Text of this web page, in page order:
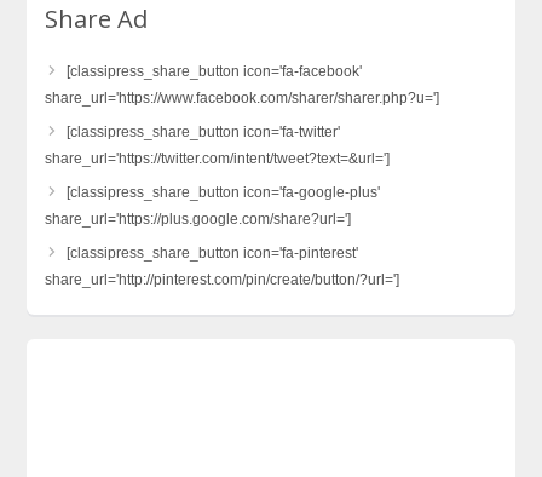
Share Ad
[classipress_share_button icon='fa-facebook'
share_url='https://www.facebook.com/sharer/sharer.php?u=']
[classipress_share_button icon='fa-twitter'
share_url='https://twitter.com/intent/tweet?text=&url=']
[classipress_share_button icon='fa-google-plus'
share_url='https://plus.google.com/share?url=']
[classipress_share_button icon='fa-pinterest'
share_url='http://pinterest.com/pin/create/button/?url=']